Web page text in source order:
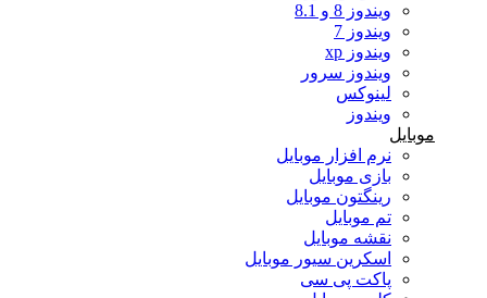
ویندوز 8 و 8.1
ویندوز 7
ویندوز xp
ویندوز سرور
لینوکس
ویندوز
موبایل
نرم افزار موبایل
بازی موبایل
رینگتون موبایل
تم موبایل
نقشه موبایل
اسکرین سیور موبایل
پاکت پی سی